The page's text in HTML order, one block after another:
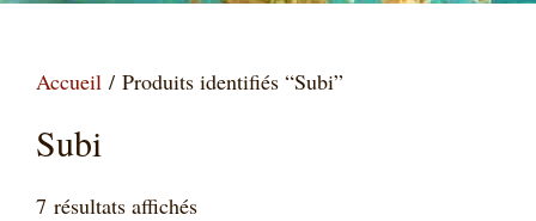
Accueil / Produits identifiés “Subi”
Subi
7 résultats affichésTrié